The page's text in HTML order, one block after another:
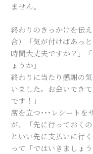
ません。
終わりのきっかけを伝
合）「気が付けばあっ
時間大丈夫ですか？」
ょうか」
終わりに当たり感謝の
いました。お会いでき
です！」
席を立つ･･･レシートを
が、「先に行っておく
といい先に支払いに行
って「ではいきましょ